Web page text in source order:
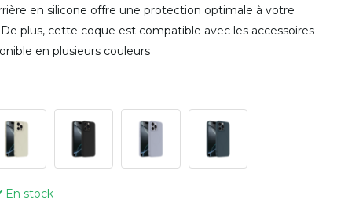
en silicone offre une protection optimale à votre
De plus, cette coque est compatible avec les accessoires
en plusieurs couleurs
En stock